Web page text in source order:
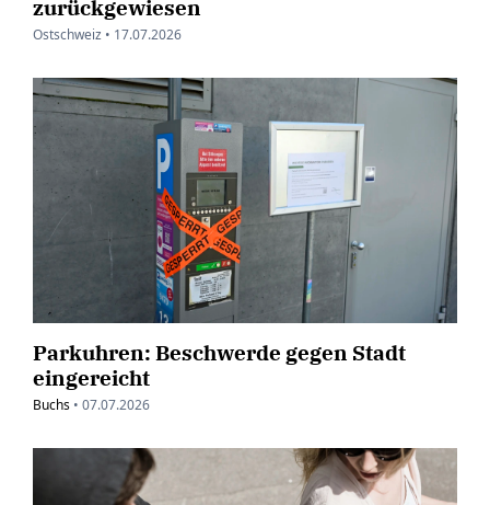
zurückgewiesen
Ostschweiz • 17.07.2026
Parkuhren: Beschwerde gegen Stadt
eingereicht
Buchs • 07.07.2026